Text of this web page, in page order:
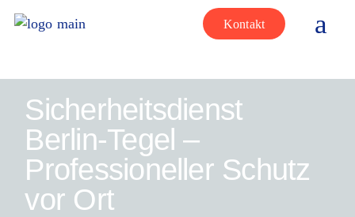
Kontakt
Sicherheitsdienst
Berlin-Tegel –
Professioneller Schutz
vor Ort